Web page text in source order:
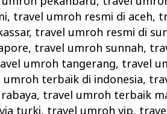
, travel umroh resmi di aceh,
, travel umroh resmi di
, travel umroh sunnah,
umroh tangerang, travel
umroh terbaik di indonesia,
, travel umroh terbaik